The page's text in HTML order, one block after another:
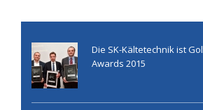
Die SK-Kältetechnik ist
Awards 2015